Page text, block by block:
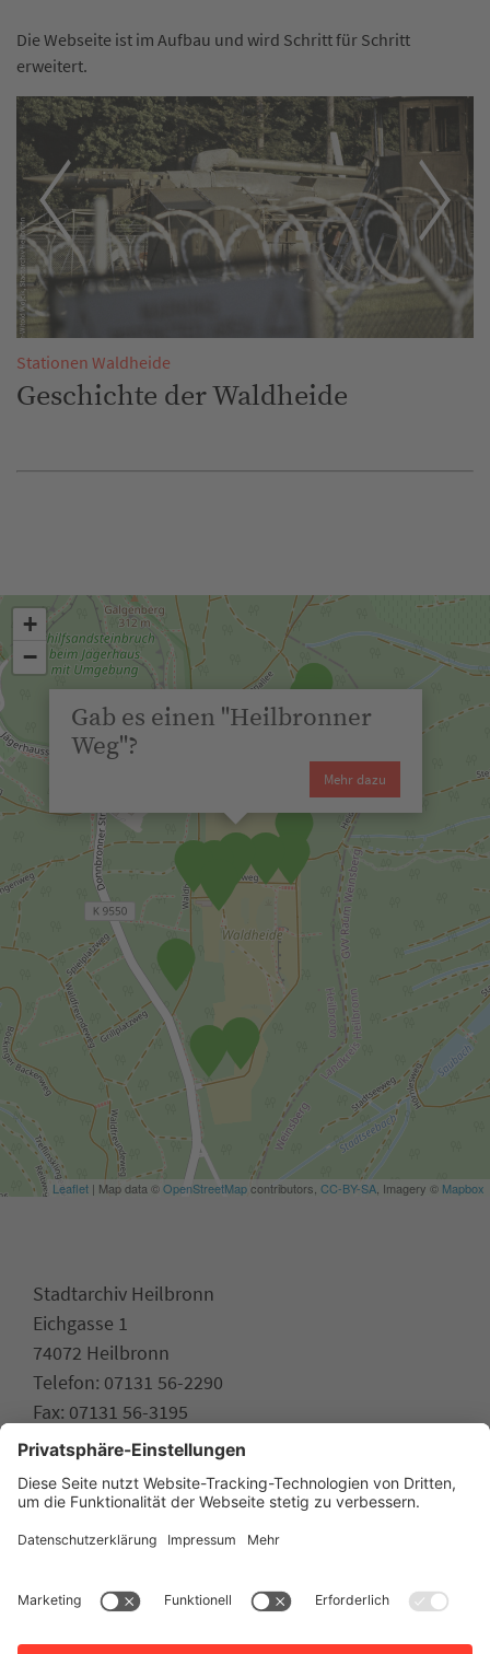
Die Webseite ist im Aufbau und wird Schritt für Schritt
erweitert.
Stationen Waldheide
Geschichte der Waldheide
Gab es einen "Heilbronner
Weg"?
Mehr dazu
+
−
Leaflet | Map data ©OpenStreetMapcontributors, CC-BY-SA , Imagery © Mapbox
Stadtarchiv Heilbronn
Eichgasse 1
74072 Heilbronn
Telefon: 07131 56-2290
Fax: 07131 56-3195
stadtarchiv.heilbronn.de
www.heilbronn.de
Datenschutz